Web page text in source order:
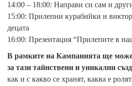
14:00 – 18:00: Направи си сам и
15:00: Прилепни курабийки и
децата
16:00: Презентация “Прилепите в
В рамките на Кампанията ще
за тази тайнствени и уникални
как и с какво се хранят, каква е